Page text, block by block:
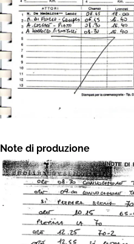
Note di produzione